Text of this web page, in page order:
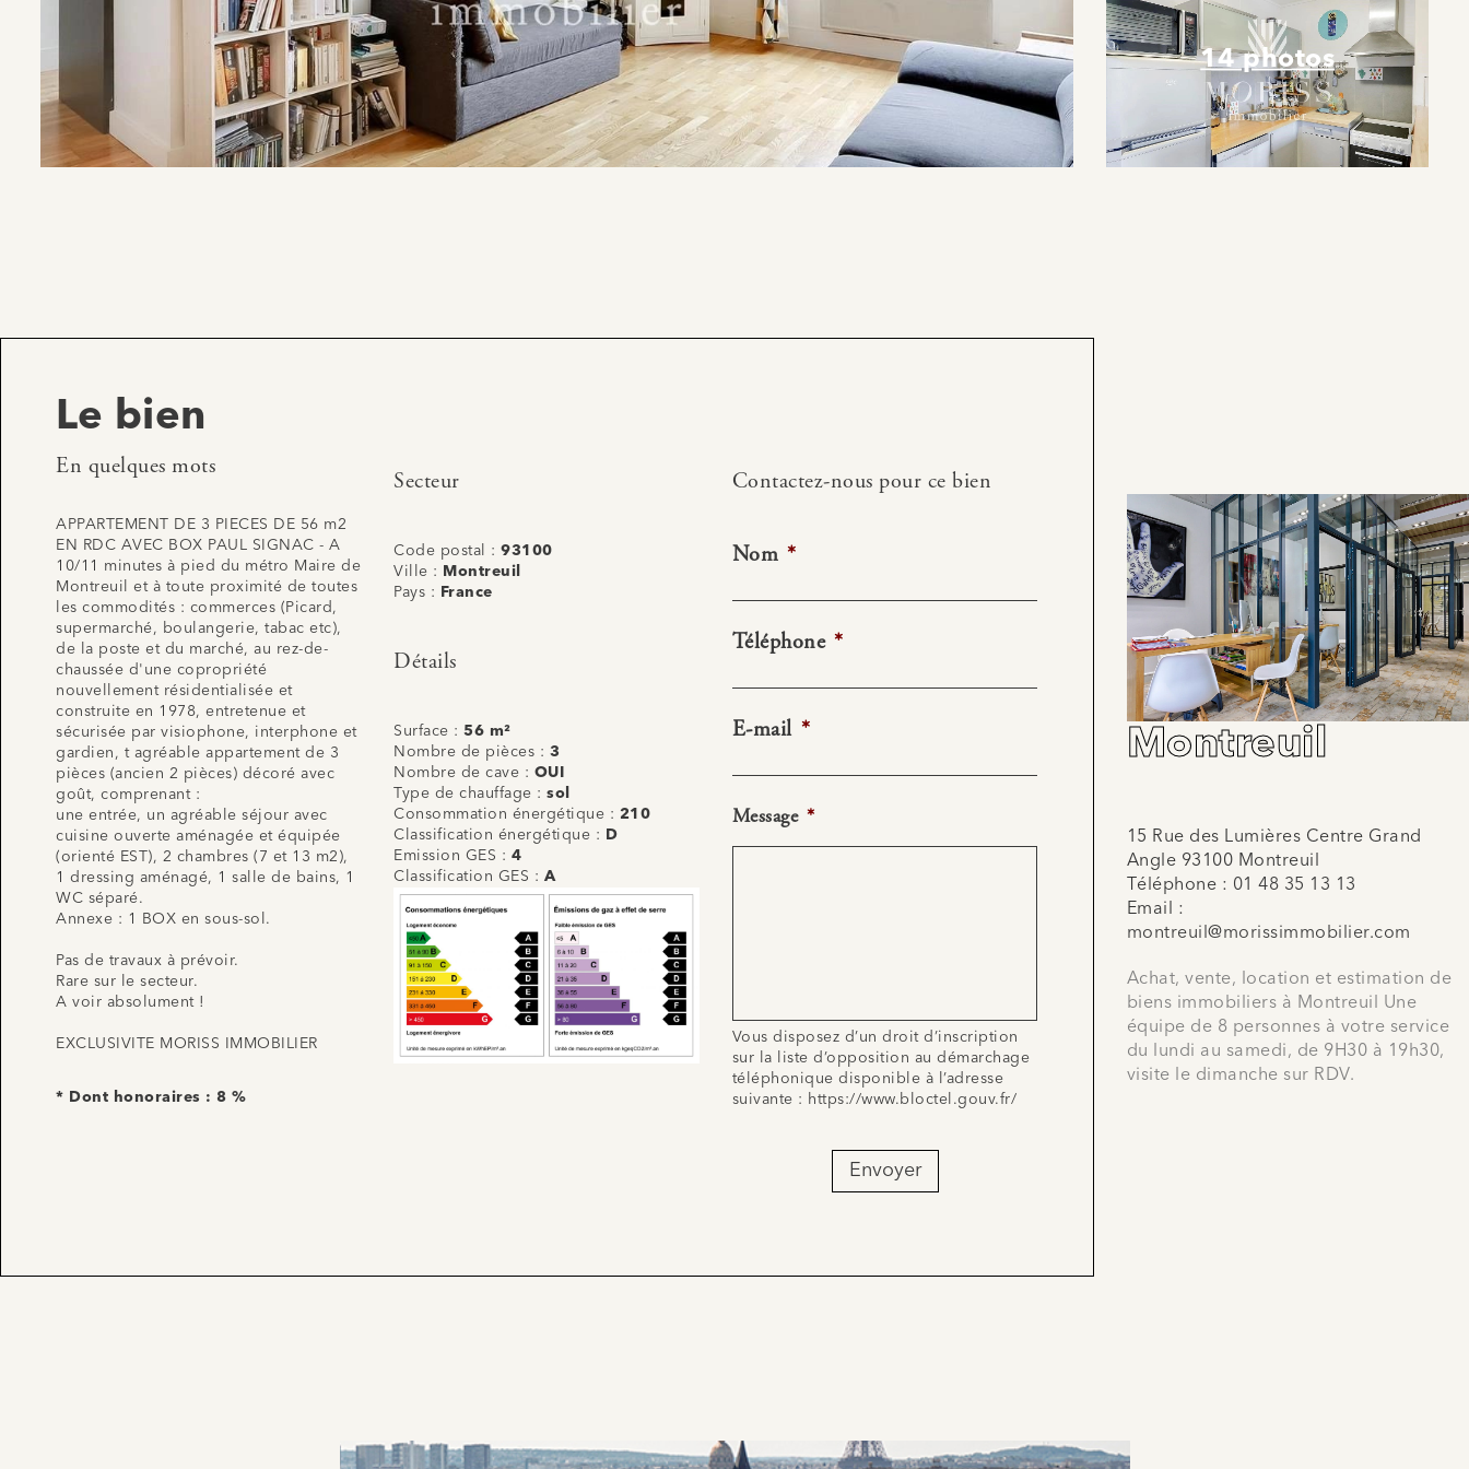
14 photos
Le bien
En quelques mots
APPARTEMENT DE 3 PIECES DE 56 m2
EN RDC AVEC BOX PAUL SIGNAC - A
10/11 minutes à pied du métro Maire de
Montreuil et à toute proximité de toutes
les commodités : commerces (Picard,
supermarché, boulangerie, tabac etc),
de la poste et du marché, au rez-de-
chaussée d'une copropriété
nouvellement résidentialisée et
construite en 1978, entretenue et
sécurisée par visiophone, interphone et
gardien, t agréable appartement de 3
pièces (ancien 2 pièces) décoré avec
goût, comprenant :
une entrée, un agréable séjour avec
cuisine ouverte aménagée et équipée
(orienté EST), 2 chambres (7 et 13 m2),
1 dressing aménagé, 1 salle de bains, 1
WC séparé.
Annexe : 1 BOX en sous-sol.
Pas de travaux à prévoir.
Rare sur le secteur.
A voir absolument !
EXCLUSIVITE MORISS IMMOBILIER
* Dont honoraires : 8 %
Secteur
Code postal :93100
Ville :
Montreuil
Pays :
France
Détails
Surface :56 m²
Nombre de pièces : 3
Nombre de cave : OUI
Type de chauffage :sol
Consommation énergétique : 210
Classification énergétique :
D
Emission GES : 4
Classification GES : A
Contactez-nous pour ce bien
Nom *
Téléphone *
E-mail *
Message *
Vous disposez d’un droit d’inscription
sur la liste d’opposition au démarchage
téléphonique disponible à l’adresse
suivante : https://www.bloctel.gouv.fr/
Envoyer
Montreuil
15 Rue des Lumières Centre Grand
Angle 93100 Montreuil
Téléphone : 01 48 35 13 13
Email :
montreuil@morissimmobilier.com
Achat, vente, location et estimation de
biens immobiliers à Montreuil Une
équipe de 8 personnes à votre service
du lundi au samedi, de 9H30 à 19h30,
visite le dimanche sur RDV.